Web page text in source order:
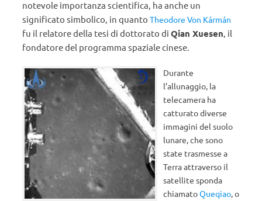
notevole importanza scientifica, ha anche un
significato simbolico, in quanto Theodore Von Kármán
fu il relatore della tesi di dottorato di Qian Xuesen, il
fondatore del programma spaziale cinese.
Durante
l’allunaggio, la
telecamera ha
catturato diverse
immagini del suolo
lunare, che sono
state trasmesse a
Terra attraverso il
satellite sponda
chiamatoQueqiao, o